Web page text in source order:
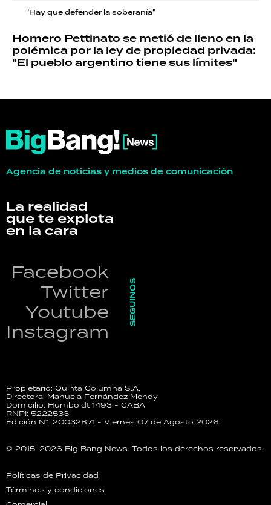
"Hay que defender la soberanía"
Homero Pettinato se metió de lleno en la
polémica por la ley de propiedad privada:
"El pueblo argentino tiene sus límites"
Agencia de noticias y medios de comunicación
La realidad
que te explota
en la cara
Facebook
Twitter
Youtube
Instagram
SEGUINOS
Propietario: Quinta Columna S.A.
Directora: Manuela Fernández Mendy
Domicilio: Humboldt 1493 - CABA
RNPI: 5222533
Edición N°: 20032871 - Viernes 07 de Agosto 2026
© 2015-2026 Big Bang News. Todos los derechos reservados.
Políticas de Privacidad
Términos y condiciones